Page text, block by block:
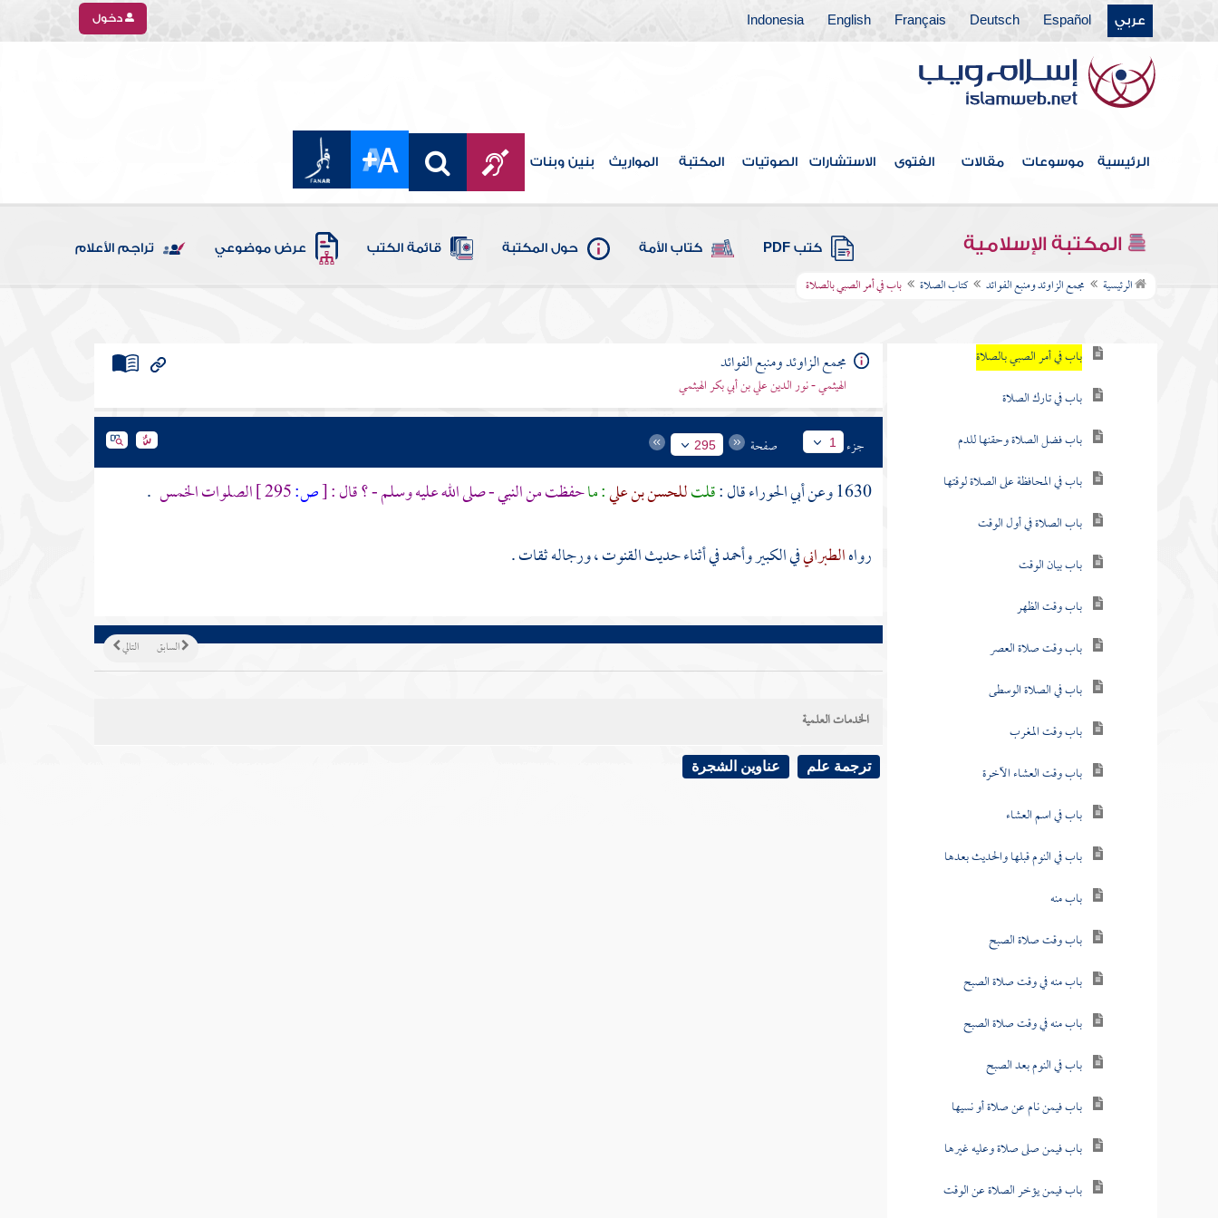
عربي Español
Deutsch
Français
English
Indonesia دخول
الرئيسية موسوعات مقالات الفتوى الاستشارات الصوتيات المكتبة المواريث بنين وبنات
المكتبة الإسلامية كتب PDF كتاب الأمة حول المكتبة قائمة الكتب عرض موضوعي تراجم الأعلام
الرئيسية مجمع الزاوئد ومنبع الفوائد كتاب الصلاة باب في أمر الصبي بالصلاة
فهرس الكتاب
خطبة الكتاب
كتاب الإيمان
كتاب العلم
كتاب الصلاة
باب في أمر الصبي بالصلاة
باب في تارك الصلاة
باب فضل الصلاة وحقنها للدم
باب في المحافظة على الصلاة لوقتها
باب الصلاة في أول الوقت
باب بيان الوقت
باب وقت الظهر
باب وقت صلاة العصر
باب في الصلاة الوسطى
باب وقت المغرب
باب وقت العشاء الآخرة
باب في اسم العشاء
باب في النوم قبلها والحديث بعدها
باب منه
باب وقت صلاة الصبح
باب منه في وقت صلاة الصبح
باب منه في وقت صلاة الصبح
باب في النوم بعد الصبح
باب فيمن نام عن صلاة أو نسيها
باب فيمن صلى صلاة وعليه غيرها
باب فيمن يؤخر الصلاة عن الوقت
مجمع الزاوئد ومنبع الفوائد
الهيثمي - نور الدين علي بن أبي بكر الهيثمي
جزء 1 صفحة 295
1630 وعن أبي الحوراءقال :قلتللحسن بن علي: ماحفظت من النبي - صلى الله عليه وسلم - ؟ قال :[ص: الصلوات الخمس .
رواهالطبرانيفي الكبيروأحمدفي أثناء حديث القنوت ، ورجاله ثقات .
التالي السابق
الخدمات العلمية
ترجمة علم عناوين الشجرة